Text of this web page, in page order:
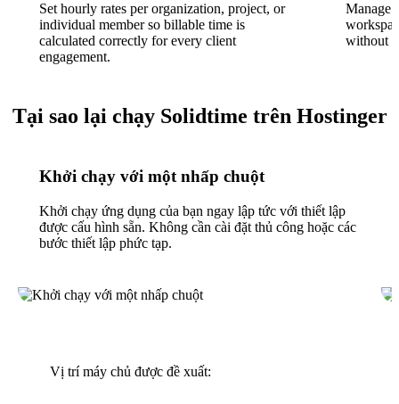
Set hourly rates per organization, project, or
individual member so billable time is
calculated correctly for every client
engagement.
Manage
without
Tại sao lại chạy Solidtime trên Hostinger
Khởi chạy với một nhấp chuột
Khởi chạy ứng dụng của bạn ngay lập tức với thiết lập
được cấu hình sẵn. Không cần cài đặt thủ công hoặc các
bước thiết lập phức tạp.
Vị trí máy chủ được đề xuất: